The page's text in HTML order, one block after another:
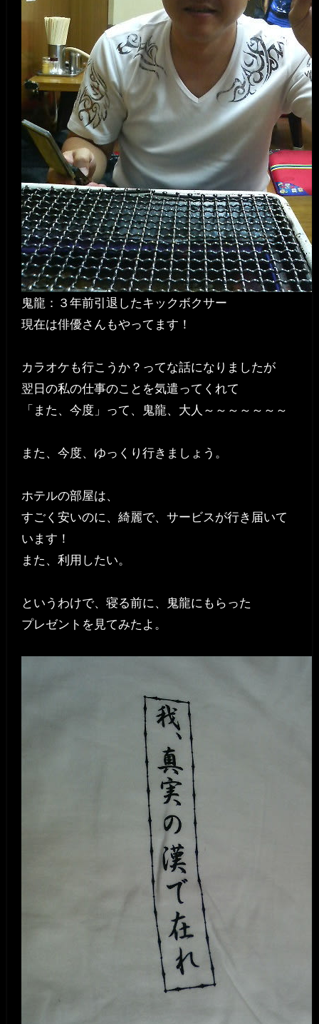
鬼龍：３年前引退したキックボクサー
現在は俳優さんもやってます！
カラオケも行こうか？ってな話になりましたが
翌日の私の仕事のことを気遣ってくれて
「また、今度」って、鬼龍、大人～～～～～～～
また、今度、ゆっくり行きましょう。
ホテルの部屋は、
すごく安いのに、綺麗で、サービスが行き届いて
います！
また、利用したい。
というわけで、寝る前に、鬼龍にもらった
プレゼントを見てみたよ。